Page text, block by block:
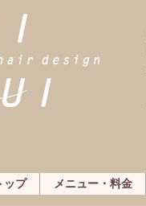
ップ メニュー・料金